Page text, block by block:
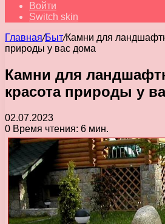
Войти
Switch skin
Главная/Быт/Камни для
природы у вас дома
Камни для
красота природы у
02.07.2023
0 Время чтения: 6 мин.